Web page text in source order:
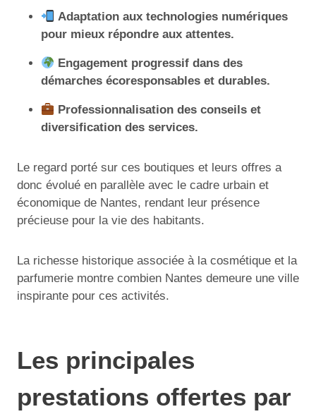
Adaptation aux technologies numériques
pour mieux répondre aux attentes.
Engagement progressif dans des
démarches écoresponsables et durables.
Professionnalisation des conseils et
diversification des services.
Le regard porté sur ces boutiques et leurs offres a
donc évolué en parallèle avec le cadre urbain et
économique de Nantes, rendant leur présence
précieuse pour la vie des habitants.
La richesse historique associée à la cosmétique et la
parfumerie montre combien Nantes demeure une ville
inspirante pour ces activités.
Les principales
prestations offertes par